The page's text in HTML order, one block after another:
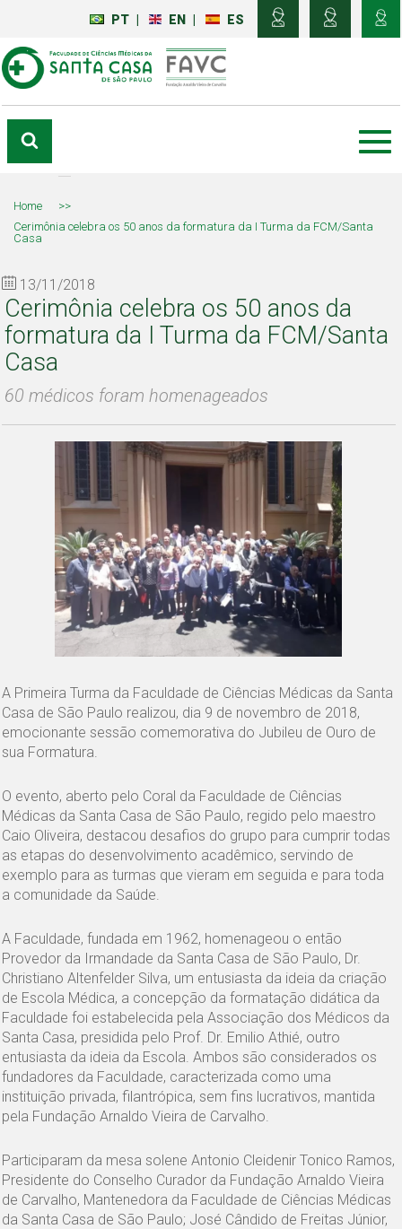
PT EN ES
Home
>>
Cerimônia celebra os 50 anos da formatura da I Turma da FCM/Santa
Casa
13/11/2018
Cerimônia celebra os 50 anos da
formatura da I Turma da FCM/Santa
Casa
60 médicos foram homenageados
A Primeira Turma da Faculdade de Ciências Médicas da Santa
Casa de São Paulo realizou, dia 9 de novembro de 2018,
emocionante sessão comemorativa do Jubileu de Ouro de
sua Formatura.
O evento, aberto pelo Coral da Faculdade de Ciências
Médicas da Santa Casa de São Paulo, regido pelo maestro
Caio Oliveira, destacou desafios do grupo para cumprir todas
as etapas do desenvolvimento acadêmico, servindo de
exemplo para as turmas que vieram em seguida e para toda
a comunidade da Saúde.
A Faculdade, fundada em 1962, homenageou o então
Provedor da Irmandade da Santa Casa de São Paulo, Dr.
Christiano Altenfelder Silva, um entusiasta da ideia da criação
de Escola Médica, a concepção da formatação didática da
Faculdade foi estabelecida pela Associação dos Médicos da
Santa Casa, presidida pelo Prof. Dr. Emilio Athié, outro
entusiasta da ideia da Escola. Ambos são considerados os
fundadores da Faculdade, caracterizada como uma
instituição privada, filantrópica, sem fins lucrativos, mantida
pela Fundação Arnaldo Vieira de Carvalho.
Participaram da mesa solene Antonio Cleidenir Tonico Ramos,
Presidente do Conselho Curador da Fundação Arnaldo Vieira
de Carvalho, Mantenedora da Faculdade de Ciências Médicas
da Santa Casa de São Paulo; José Cândido de Freitas Júnior,